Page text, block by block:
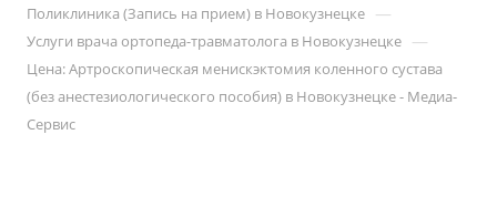
Поликлиника (Запись на прием) в Новокузнецке —
Услуги врача ортопеда-травматолога в Новокузнецке —
Цена: Артроскопическая менискэктомия коленного сустава
(без анестезиологического пособия) в Новокузнецке - Медиа-
Сервис